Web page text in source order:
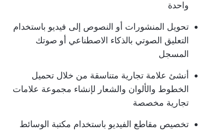
واحدة
تحويل المنشورات أو النصوص إلى فيديو باستخدام
التعليق الصوتي بالذكاء الاصطناعي أو صوتك
المسجل
أنشئ علامة تجارية متناسقة من خلال تحميل
الخطوط والألوان والشعار لإنشاء مجموعة علامات
تجارية مخصصة
تخصيص مقاطع الفيديو باستخدام مكتبة الوسائط